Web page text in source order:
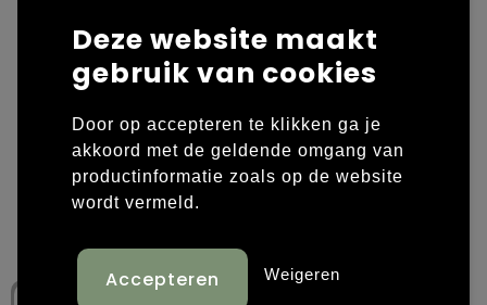
Laptop hoezen en tassen
Overige tassen
Papieren tassen
Promotietassen
Rugzakken
Overige kleding
Polo's
Sweaters bedrukken
T-shirts bedrukken
Schoenen bedrukken
Deze website maakt
gebruik van cookies
Door op accepteren te klikken ga je
akkoord met de geldende omgang van
productinformatie zoals op de website
wordt vermeld.
Weigeren